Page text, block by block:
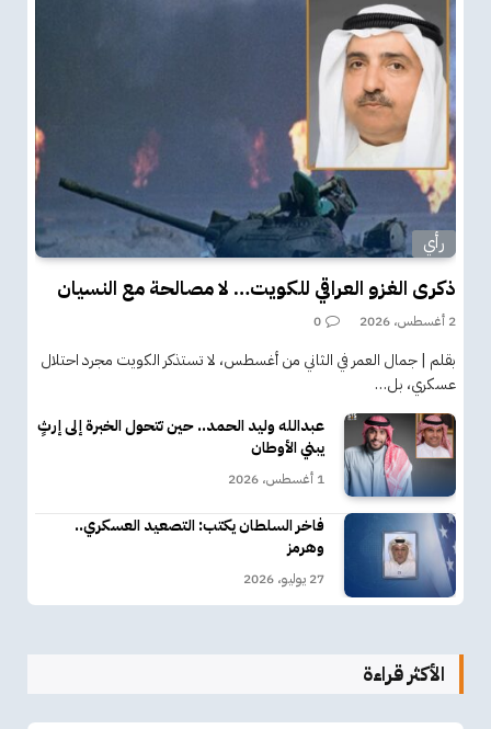
رأي
ذكرى الغزو العراقي للكويت… لا مصالحة مع النسيان
2 أغسطس، 2026 0
بقلم | جمال العمر في الثاني من أغسطس، لا تستذكر الكويت مجرد احتلال
عسكري، بل…
عبدالله وليد الحمد.. حين تتحول الخبرة إلى إرثٍ
يبني الأوطان
1 أغسطس، 2026
فاخر السلطان يكتب: التصعيد العسكري..
وهرمز
27 يوليو، 2026
الأكثر قراءة